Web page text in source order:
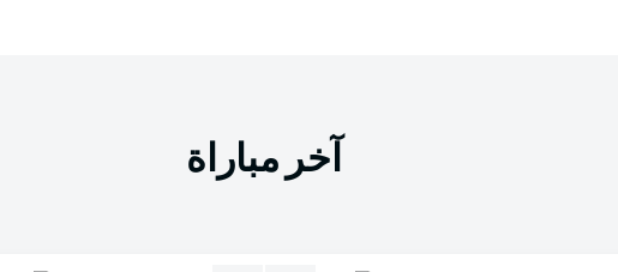
آخر مباراة